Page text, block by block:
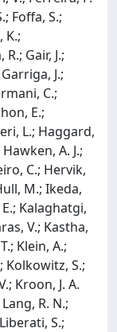
Foffa, S.;
K.;
Gair, J.;
J.;
C.;
E.;
L.; Haggard,
A. J.;
C.; Hervik,
M.; Ikeda,
E.; Kalaghatgi,
V.; Kastha,
Klein, A.;
Kolkowitz, S.;
Kroon, J. A.
R. N.;
S.;